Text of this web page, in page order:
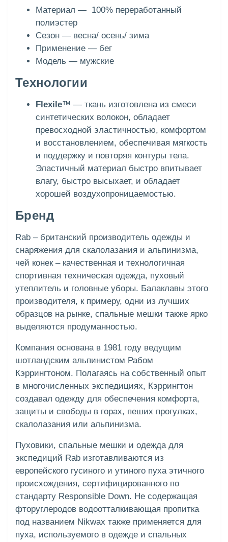
Материал — 100% переработанный
полиэстер
Сезон — весна/ осень/ зима
Применение — бег
Модель — мужские
Технологии
Flexile™ — ткань изготовлена из смеси
синтетических волокон, обладает
превосходной эластичностью, комфортом
и восстановлением, обеспечивая мягкость
и поддержку и повторяя контуры тела.
Эластичный материал быстро впитывает
влагу, быстро высыхает, и обладает
хорошей воздухопроницаемостью.
Бренд
Rab – британский производитель одежды и
снаряжения для скалолазания и альпинизма,
чей конек – качественная и технологичная
спортивная техническая одежда, пуховый
утеплитель и головные уборы. Балаклавы этого
производителя, к примеру, одни из лучших
образцов на рынке, спальные мешки также ярко
выделяются продуманностью.
Компания основана в 1981 году ведущим
шотландским альпинистом Рабом
Кэррингтоном. Полагаясь на собственный опыт
в многочисленных экспедициях, Кэррингтон
создавал одежду для обеспечения комфорта,
защиты и свободы в горах, пеших прогулках,
скалолазания или альпинизма.
Пуховики, спальные мешки и одежда для
экспедиций Rab изготавливаются из
европейского гусиного и утиного пуха этичного
происхождения, сертифицированного по
стандарту Responsible Down. Не содержащая
фторуглеродов водоотталкивающая пропитка
под названием Nikwax также применяется для
пуха, используемого в одежде и спальных